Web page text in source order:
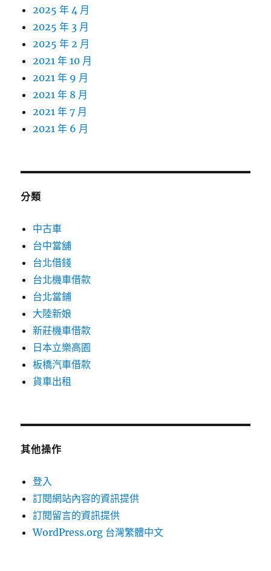
2025 年 4 月
2025 年 3 月
2025 年 2 月
2021 年 10 月
2021 年 9 月
2021 年 8 月
2021 年 7 月
2021 年 6 月
分類
中古車
台中當舖
台北借錢
台北機車借款
台北當鋪
大陸新娘
新莊機車借款
日本立樂高園
板橋汽車借款
貨車出租
其他操作
登入
訂閱網站內容的資訊提供
訂閱留言的資訊提供
WordPress.org 台灣繁體中文